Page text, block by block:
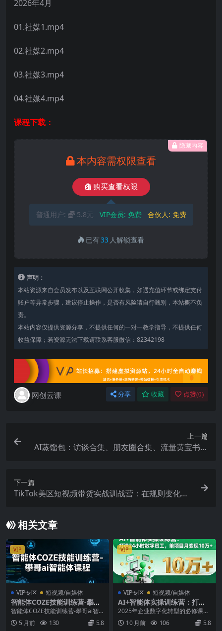
2026年4月
01.社媒1.mp4
02.社媒2.mp4
03.社媒3.mp4
04.社媒4.mp4
课程下载：
隐藏内容
本内容需权限查看
购买查看权限
普通用户: 5.8元 VIP会员: 免费 合伙人: 免费
已有33 人解锁查看
声明：
本站资源来自会员发布以及互联网公开收集，如遇充值环节或绑定支付
账户等异常步骤，建议停止操作，是否有风险请自行甄别，本站概不负
责。
本站内容仅提供资源分享，不提供任何的一对一教学指导，不提供任何
收益保障；若资源无法下载请联系客服微信：82342198
网创云课 分享 收藏 点赞(0)
上一篇
AI蒸馏包：访谈合集、朋友圈合集、流量黄宝书、
下一篇
TikTok美区短视频带货实战训战营：在规则变化中
相关文章
VIP
VIP专区 短视频/自媒体
智能体COZE技能训练营-攀哥
ai智能体课程
智能体COZE技能训练营-攀哥ai智
能体课程 课程目录： 高阶工作流实
战——多平...
5 月前 130 5.8
VIP
VIP专区 短视频/自媒体
AI+智能体实操训练营：打造2
4小时数字员工，单项目月变
现10万+
2025年企业数字化转型的必修课，
涵盖提示词工程、业务流拆解、智
能体搭建、工作流...
10 月前 106 5.8